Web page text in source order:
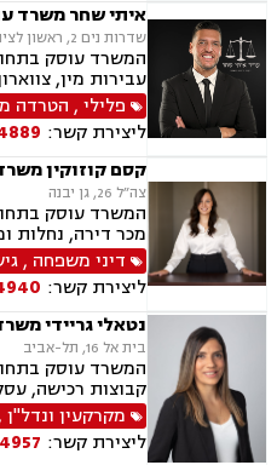
איתי שחר משרד
שדרות נים 2, ראשון לציון
המשרד עוסק
עבירות מין,
רישוי נשק ייצוג
סמים, וועדת
מקרקעין ונדל"ן,
שיתופיות ליקויי
בינוי, קבוצות
מושכר הפקעת
מוגנת, נחלות
ישראל, צווי
נדל"ן ביהודה
פלילי, הטרדה
ליצירת קשר:
קסם קוזוקין
צה״ל 26, גן יבנה
המשרד עוסק
מכר דירה, נחלות
גישור במשפחה,
מזונות, משמורת,
רכוש, חטיפת ילדים,
דיני משפחה ,
ליצירת קשר:
נטאלי גריידי
בית אל 16, תל-אביב
המשרד עוסק
קבוצות רכישה,
רשות מקרקעי
ביהודה ושומרון,
עירוני, ירושות
מקרקעין ונדל"ן
ליצירת קשר: